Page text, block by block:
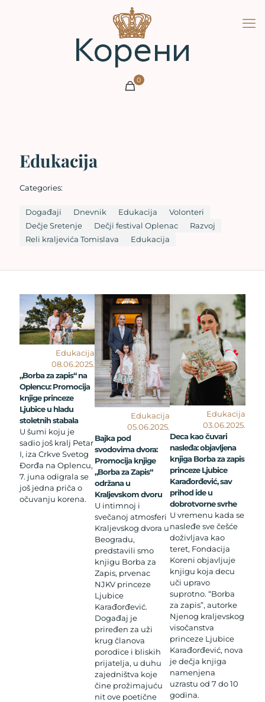
0
Edukacija
Categories:
Događaji Dnevnik Edukacija
Volonteri
Dečje Sretenje
Dečji festival Oplenac
Razvoj
Reli kraljevića Tomislava
Edukacija
Edukacija
08.06.2025.
„Borba za zapis“ na
Oplencu: Promocija
knjige princeze
Ljubice u hladu
stoletnih stabala
U šumi koju je
sadio još kralj Petar
I, iza Crkve Svetog
Đorđa na Oplencu,
7. juna odigrala se
još jedna priča o
očuvanju korena.
Edukacija
05.06.2025.
Bajka pod
svodovima dvora:
Promocija knjige
„Borba za Zapis“
održana u
Kraljevskom dvoru
U intimnoj i
svečanoj atmosferi
Kraljevskog dvora u
Beogradu,
predstavili smo
knjigu Borba za
Zapis, prvenac
NJKV princeze
Ljubice
Karađorđević.
Događaj je
priređen za uži
krug članova
porodice i bliskih
prijatelja, u duhu
zajedništva koje
čine prožimajuću
nit ove poetične
Edukacija
03.06.2025.
Deca kao čuvari
nasleđa: objavljena
knjiga Borba za zapis
princeze Ljubice
Karađorđević, sav
prihod ide u
dobrotvorne svrhe
U vremenu kada se
nasleđe sve češće
doživljava kao
teret, Fondacija
Koreni objavljuje
knjigu koja decu
uči upravo
suprotno. “Borba
za zapis”, autorke
Njenog kraljevskog
visočanstva
princeze Ljubice
Karađorđević, nova
je dečja knjiga
namenjena
uzrastu od 7 do 10
godina.